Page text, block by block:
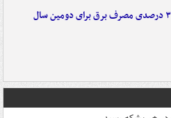
کاهش ۳ درصدی مصرف برق برای دومین سال